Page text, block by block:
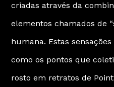
criadas através da
elementos chamados de
humana. Estas
como os pontos que
rosto em retratos de